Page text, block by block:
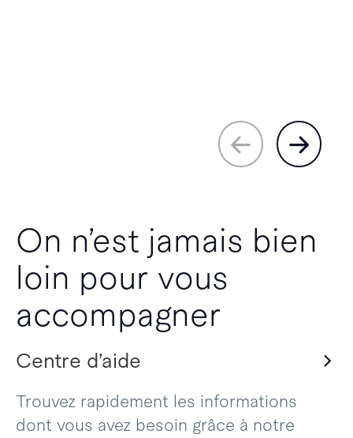
On n’est jamais bien
loin pour vous
accompagner
Centre d’aide
Trouvez rapidement les informations
dont vous avez besoin grâce à notre